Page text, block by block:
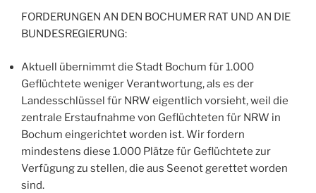
FORDERUNGEN AN DEN BOCHUMER RAT UND AN DIE
BUNDESREGIERUNG:
Aktuell übernimmt die Stadt Bochum für 1.000
Geflüchtete weniger Verantwortung, als es der
Landesschlüssel für NRW eigentlich vorsieht, weil die
zentrale Erstaufnahme von Geflüchteten für NRW in
Bochum eingerichtet worden ist. Wir fordern
mindestens diese 1.000 Plätze für Geflüchtete zur
Verfügung zu stellen, die aus Seenot gerettet worden
sind.